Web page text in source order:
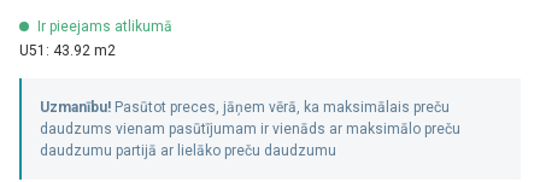
Ir pieejams atlikumā
U51: 43.92 m2
Uzmanību! Pasūtot preces, jāņem vērā, ka maksimālais preču
daudzums vienam pasūtījumam ir vienāds ar maksimālo preču
daudzumu partijā ar lielāko preču daudzumu